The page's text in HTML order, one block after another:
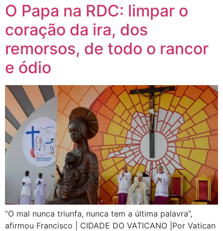
O Papa na RDC: limpar o
coração da ira, dos
remorsos, de todo o rancor
e ódio
“O mal nunca triunfa, nunca tem a última palavra”,
afirmou Francisco | CIDADE DO VATICANO |Por Vatican